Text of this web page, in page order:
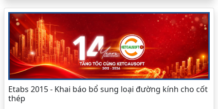
Etabs 2015 - Khai báo bổ sung loại đường kính cho cốt
thép